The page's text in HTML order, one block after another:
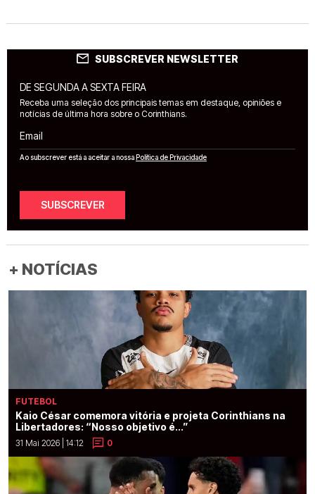
SUBSCREVER NEWSLETTER
DE SEGUNDA A SEXTA FEIRA
Receba uma seleção dos principais temas em destaque, opiniões e
notícias de última hora sobre o Corinthians.
Email
Ao subscrever está a aceitar a nossaPolítica de Privacidade
SUBSCREVER
+ NOTÍCIAS
FUTEBOL
Kaio César comemora vitória e projeta Corinthians na
Libertadores: “Nosso objetivo é...”
31 Mai 2026 | 14:12 0